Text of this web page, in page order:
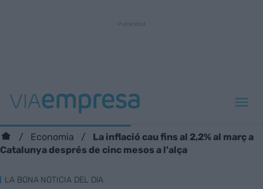
Economia
La inflació cau fins al 2,2% al març a
Catalunya després de cinc mesos a l'alça
LA BONA NOTICIA DEL DIA